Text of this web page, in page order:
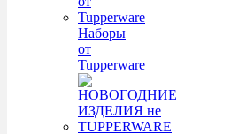
Наборы
от
Tupperware